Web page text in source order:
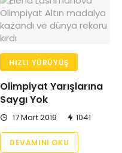
HIZLI YÜRÜYÜŞ
Olimpiyat Yarışlarına
Saygı Yok
17 Mart 2019 1041
DEVAMINI OKU